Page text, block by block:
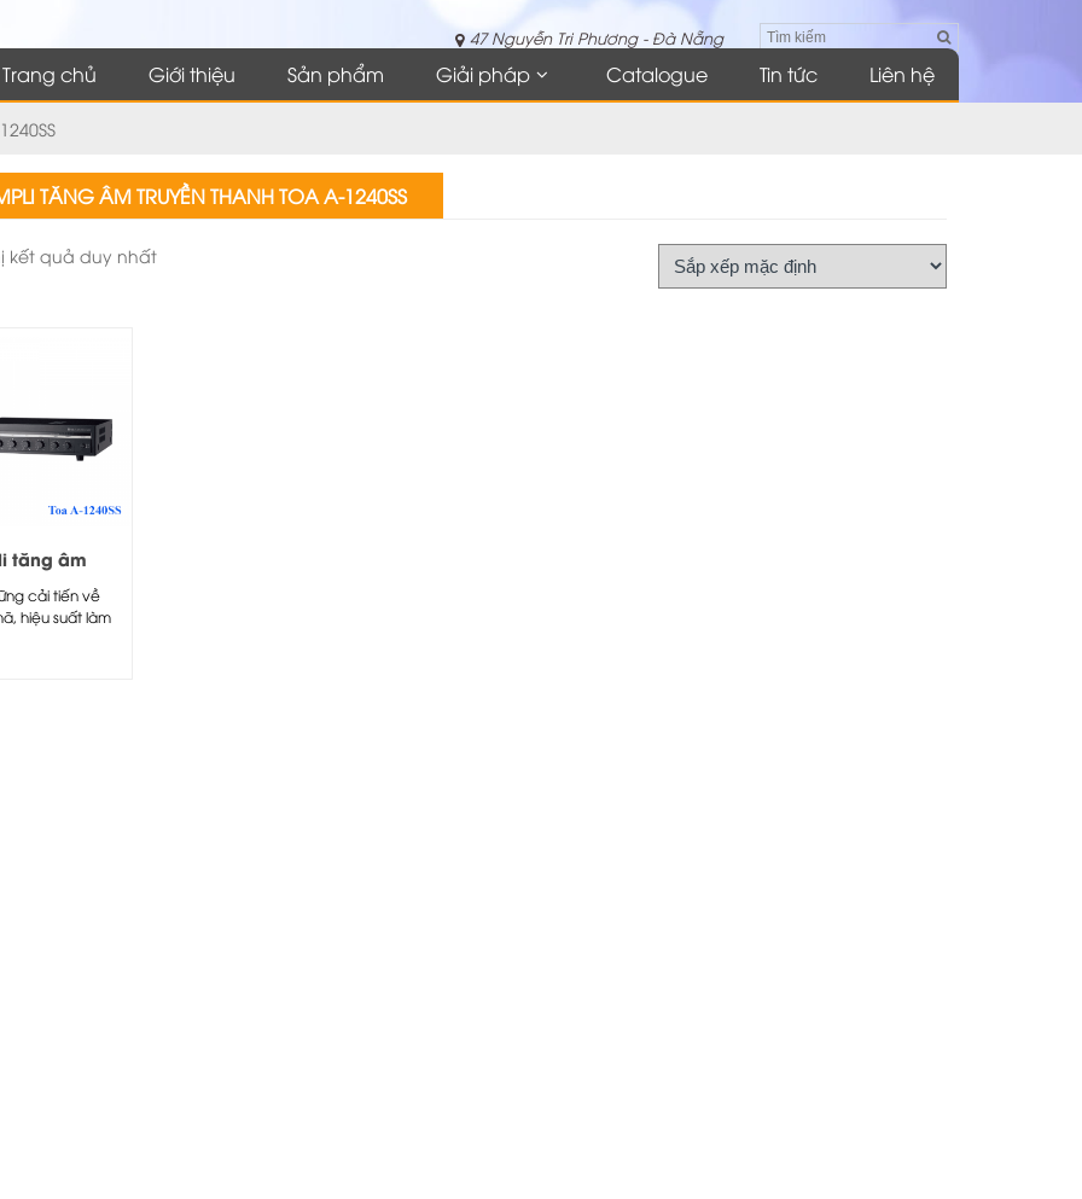
47 Nguyễn Tri Phương - Đà Nẵng
Trang chủ Giới thiệu Sản phẩm Giải pháp Catalogue Tin tức Liên hệ
TĂNG ÂM TRUYỀN THANH TOA A-1240SS
kết quả duy nhất
tăng âm
thanh Toa
cải tiến về
hiệu suất làm